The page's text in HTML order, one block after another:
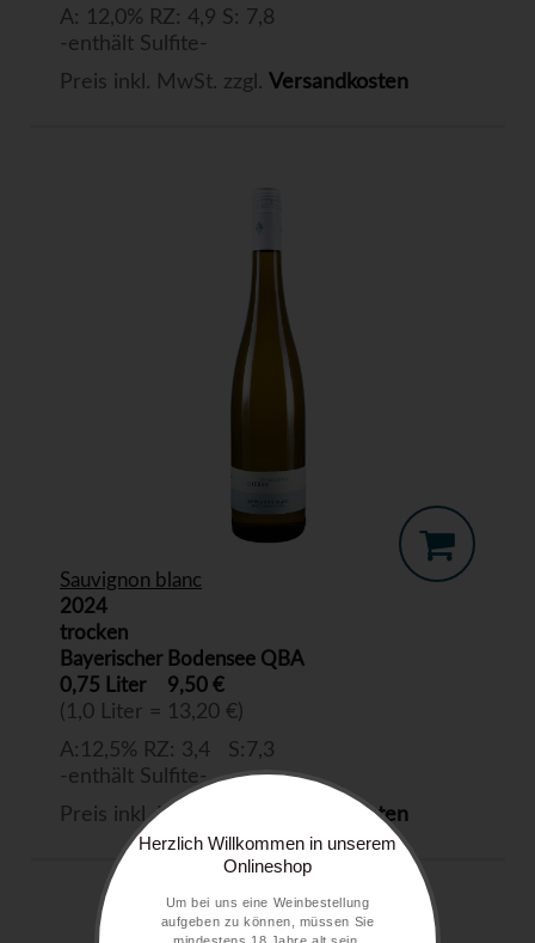
A: 12,0% RZ: 4,9 S: 7,8
-enthält Sulfite-
Preis inkl. MwSt. zzgl. Versandkosten
Sauvignon blanc
2024
trocken
Bayerischer Bodensee QBA
0,75 Liter
9,50 €
(1,0 Liter = 13,20 €)
A:12,5% RZ: 3,4 S:7,3
-enthält Sulfite-
Preis inkl. MwSt. zzgl.
Versandkosten
Herzlich Willkommen in unserem
Onlineshop
Um bei uns eine Weinbestellung
aufgeben zu können, müssen Sie